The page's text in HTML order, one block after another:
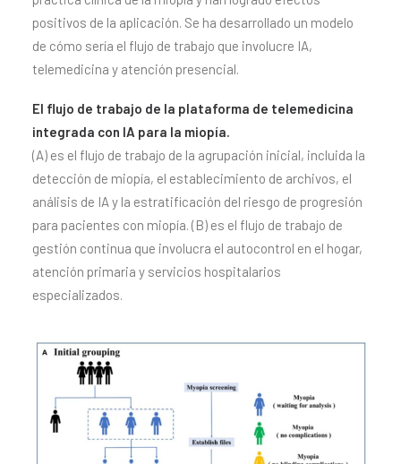
positivos de la aplicación. Se ha desarrollado un modelo
de cómo sería el flujo de trabajo que involucre IA,
telemedicina y atención presencial.
El flujo de trabajo de la plataforma de telemedicina
integrada con IA para la miopía.
(A) es el flujo de trabajo de la agrupación inicial, incluida la
detección de miopía, el establecimiento de archivos, el
análisis de IA y la estratificación del riesgo de progresión
para pacientes con miopía. (B) es el flujo de trabajo de
gestión continua que involucra el autocontrol en el hogar,
atención primaria y servicios hospitalarios
especializados.